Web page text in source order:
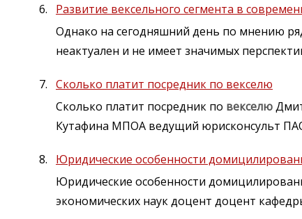
Развитие вексельного сегмента в
Однако на сегодняшний день по мнению
неактуален и не имеет значимых
Сколько платит посредник по векселю
Сколько платит посредник по векселю
Кутафина МПОА ведущий юрисконсульт
Юридические особенности
Юридические особенности
экономических наук доцент доцент